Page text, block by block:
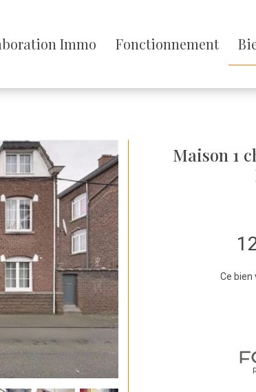
Immo Fonctionnement
Maison 1
Ce bien